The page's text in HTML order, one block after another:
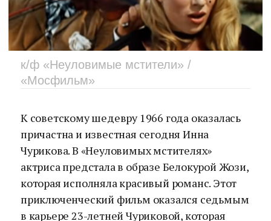
к/ф «Неуловимые мстители» /
«Мосфильм»
К советскому шедевру 1966 года оказалась
причастна и известная сегодня Инна
Чурикова. В «Неуловимых мстителях»
актриса предстала в образе Белокурой Жози,
которая исполняла красивый романс. Этот
приключенческий фильм оказался седьмым
в карьере 23-летней Чуриковой, которая